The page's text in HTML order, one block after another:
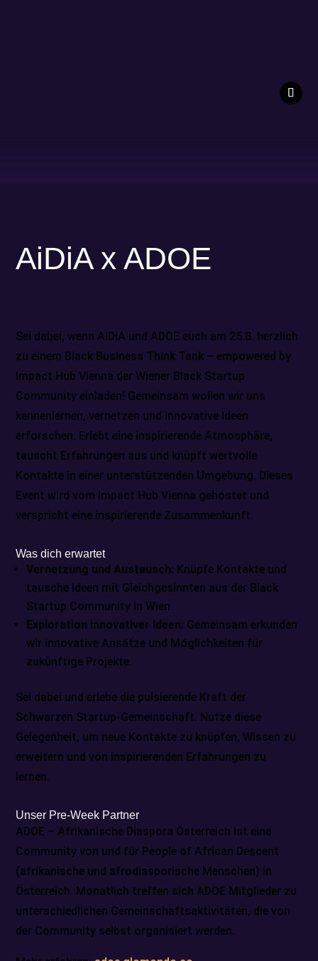
AiDiA x ADOE
Sei dabei, wenn AiDiA und ADOE euch am 25.8. herzlich
zu einem Black Business Think Tank – empowered by
Impact Hub Vienna der Wiener Black Startup
Community einladen! Gemeinsam wollen wir uns
kennenlernen, vernetzen und innovative Ideen
erforschen. Erlebt eine inspirierende Atmosphäre,
tauscht Erfahrungen aus und knüpft wertvolle
Kontakte in einer unterstützenden Umgebung. Dieses
Event wird vom Impact Hub Vienna gehostet und
verspricht eine inspirierende Zusammenkunft.
Was dich erwartet
Vernetzung und Austausch: Knüpfe Kontakte und
tausche Ideen mit Gleichgesinnten aus der Black
Startup Community in Wien.
Exploration innovativer Ideen: Gemeinsam erkunden
wir innovative Ansätze und Möglichkeiten für
zukünftige Projekte.
Sei dabei und erlebe die pulsierende Kraft der
Schwarzen Startup-Gemeinschaft. Nutze diese
Gelegenheit, um neue Kontakte zu knüpfen, Wissen zu
erweitern und von inspirierenden Erfahrungen zu
lernen.
Unser Pre-Week Partner
ADOE – Afrikanische Diaspora Österreich ist eine
Community von und für People of African Descent
(afrikanische und afrodiasporische Menschen) in
Österreich. Monatlich treffen sich ADOE Mitglieder zu
unterschiedlichen Gemeinschaftsaktivitäten, die von
der Community selbst organisiert werden.